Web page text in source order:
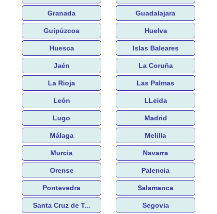
Granada Guadalajara
Guipúzcoa Huelva
Huesca Islas Baleares
Jaén La Coruña
La Rioja Las Palmas
León LLeida
Lugo Madrid
Málaga Melilla
Murcia Navarra
Orense Palencia
Pontevedra Salamanca
Santa Cruz de T... Segovia